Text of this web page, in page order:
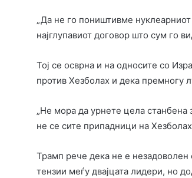
„Да не го поништивме
најглупавиот договор што сум го
Тој се осврна и на односите со
против Хезболах и дека премногу
„Не мора да урнете цела станбена
не се сите припадници на
Трамп рече дека не е незадоволен
тензии меѓу двајцата лидери, но